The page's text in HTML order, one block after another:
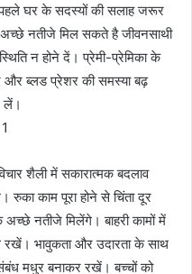
घर के सदस्यों की सलाह जरूर
नतीजे मिल सकते है जीवनसाथी
न होने दें। प्रेमी-प्रेमिका के
और ब्लड प्रेशर की समस्या बढ़
लें।
शैली में सकारात्मक बदलाव
रुका काम पूरा होने से चिंता दूर
अच्छे नतीजे मिलेंगे। बाहरी कामों में
रखें। भावुकता और उदारता के साथ
मधुर बनाकर रखें। बच्चों को